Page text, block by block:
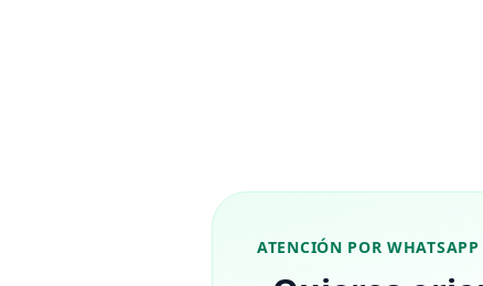
ATENCIÓN POR WHATSAPP